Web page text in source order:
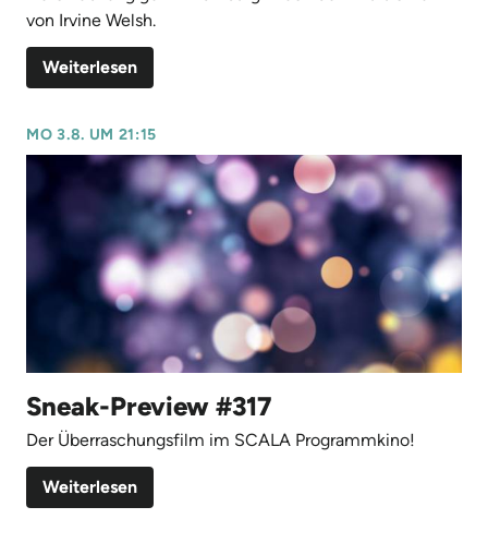
von Irvine Welsh.
Weiterlesen
MO 3.8. UM 21:15
Sneak-Preview #317
Der Überraschungsfilm im SCALA Programmkino!
Weiterlesen